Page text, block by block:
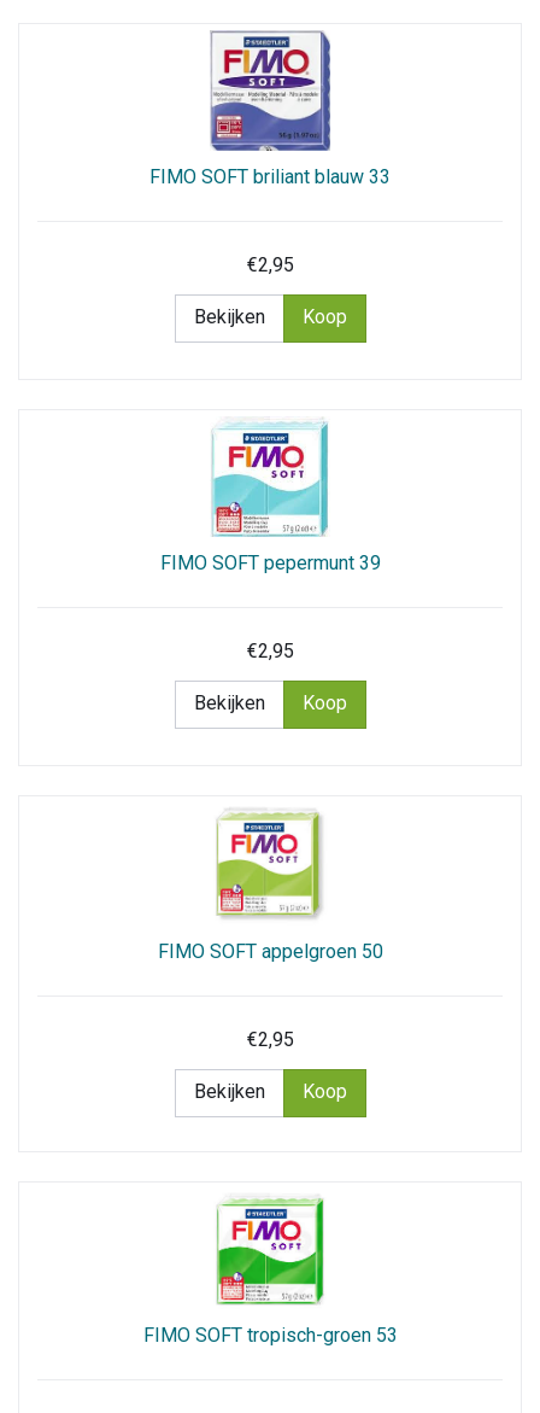
FIMO SOFT briliant blauw 33
€2,95
Bekijken Koop
FIMO SOFT pepermunt 39
€2,95
Bekijken Koop
FIMO SOFT appelgroen 50
€2,95
Bekijken Koop
FIMO SOFT tropisch-groen 53